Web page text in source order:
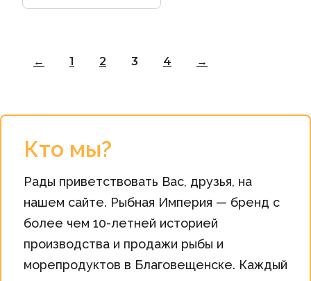
← 1 2 3 4 →
Кто мы?
Рады приветствовать Вас, друзья, на
нашем сайте. Рыбная Империя — бренд с
более чем 10-летней историей
производства и продажи рыбы и
морепродуктов в Благовещенске. Каждый